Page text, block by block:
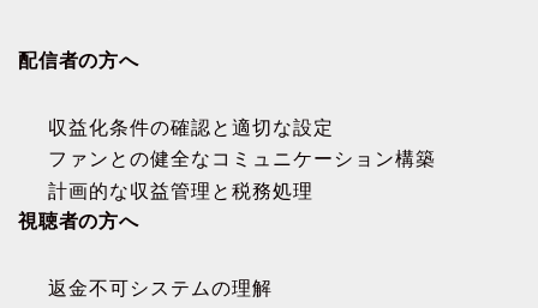
配信者の方へ
収益化条件の確認と適切な設定
ファンとの健全なコミュニケーション構築
計画的な収益管理と税務処理
視聴者の方へ
返金不可システムの理解